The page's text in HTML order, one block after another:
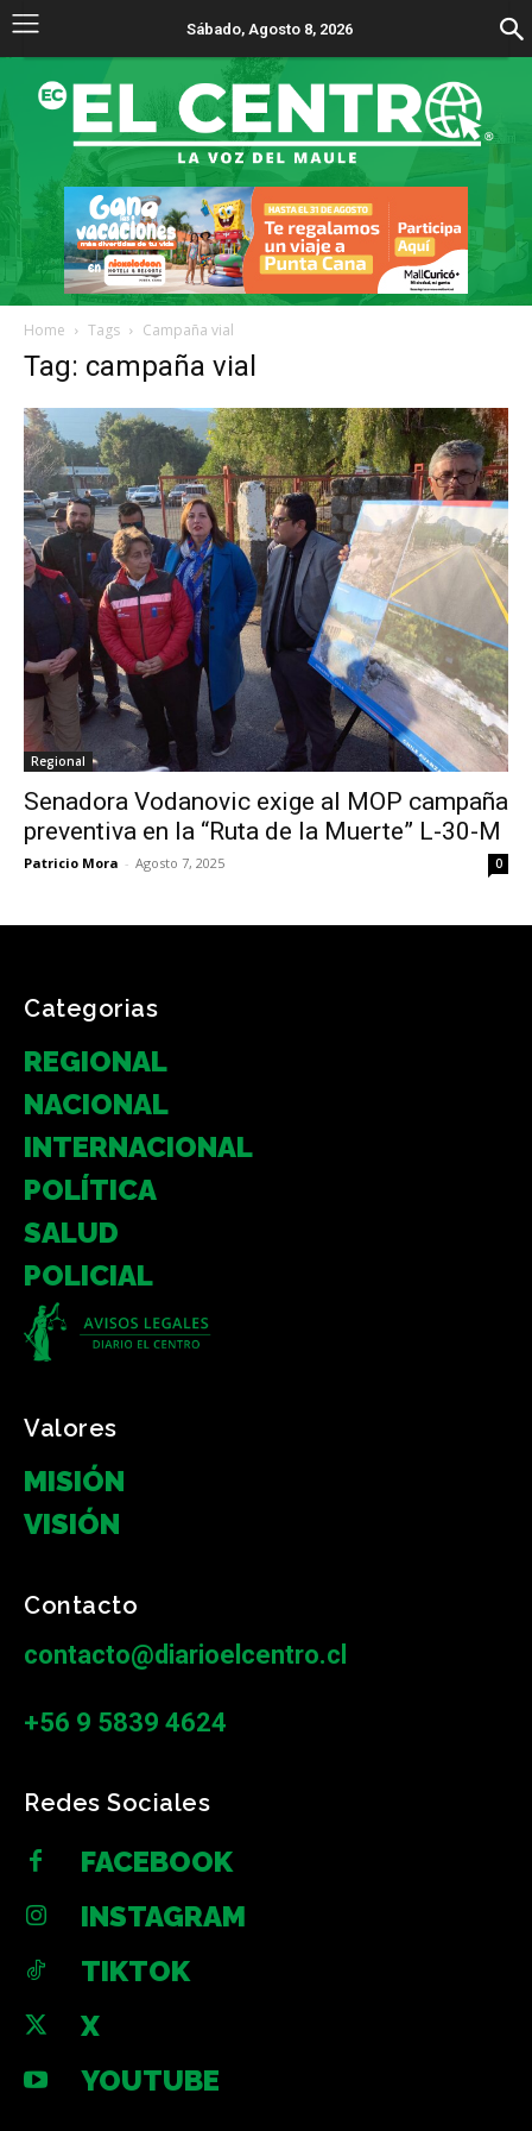
Sábado, Agosto 8, 2026
Home Tags Campaña vial
Tag: campaña vial
Regional
Senadora Vodanovic exige al MOP campaña
preventiva en la “Ruta de la Muerte” L-30-M
Patricio Mora - Agosto 7, 2025 0
Categorias
REGIONAL
NACIONAL
INTERNACIONAL
POLÍTICA
SALUD
POLICIAL
Valores
MISIÓN
VISIÓN
Contacto
contacto@diarioelcentro.cl
+56 9 5839 4624
Redes Sociales
FACEBOOK
INSTAGRAM
TIKTOK
X
YOUTUBE